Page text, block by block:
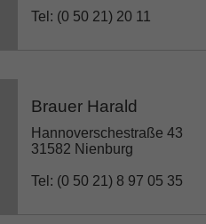
Tel: (0 50 21) 20 11
Brauer Harald
Hannoverschestraße 43
31582 Nienburg
Tel: (0 50 21) 8 97 05 35